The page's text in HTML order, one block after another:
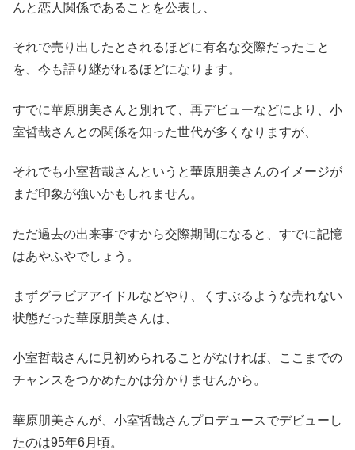
んと恋人関係であることを公表し、
それで売り出したとされるほどに有名な交際だったこと
を、今も語り継がれるほどになります。
すでに華原朋美さんと別れて、再デビューなどにより、小
室哲哉さんとの関係を知った世代が多くなりますが、
それでも小室哲哉さんというと華原朋美さんのイメージが
まだ印象が強いかもしれません。
ただ過去の出来事ですから交際期間になると、すでに記憶
はあやふやでしょう。
まずグラビアアイドルなどやり、くすぶるような売れない
状態だった華原朋美さんは、
小室哲哉さんに見初められることがなければ、ここまでの
チャンスをつかめたかは分かりませんから。
華原朋美さんが、小室哲哉さんプロデュースでデビューし
たのは95年6月頃。